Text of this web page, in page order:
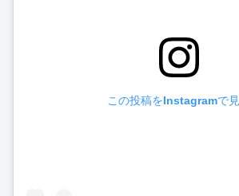
この投稿をInstagramで